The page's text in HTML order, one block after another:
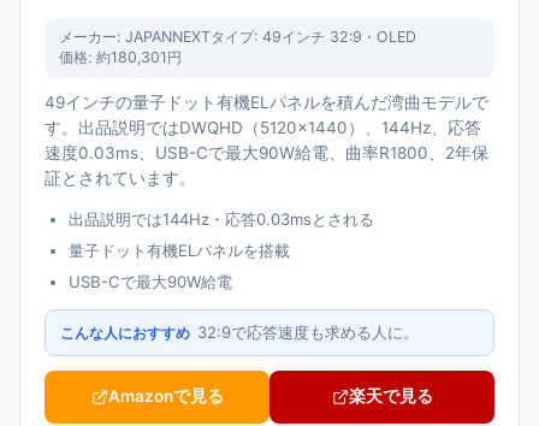
メーカー: JAPANNEXTタイプ: 49インチ 32:9・OLED
価格: 約180,301円
49インチの量子ドット有機ELパネルを積んだ湾曲モデルで
す。出品説明ではDWQHD（5120×1440）、144Hz、応答
速度0.03ms、USB-Cで最大90W給電、曲率R1800、2年保
証とされています。
出品説明では144Hz・応答0.03msとされる
量子ドット有機ELパネルを搭載
USB-Cで最大90W給電
こんな人におすすめ 32:9で応答速度も求める人に。
Amazonで見る 楽天で見る